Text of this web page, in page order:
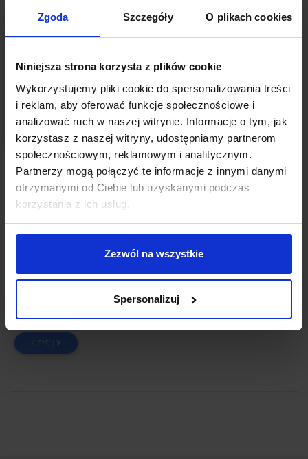
Zgoda Szczegóły O plikach cookies
Niniejsza strona korzysta z plików cookie
Wykorzystujemy pliki cookie do spersonalizowania treści
i reklam, aby oferować funkcje społecznościowe i
analizować ruch w naszej witrynie. Informacje o tym, jak
korzystasz z naszej witryny, udostępniamy partnerom
społecznościowym, reklamowym i analitycznym.
Partnerzy mogą połączyć te informacje z innymi danymi
otrzymanymi od Ciebie lub uzyskanymi podczas
korzystania z ich usług.
Zezwól na wszystkie
Spersonalizuj
OBOWIĄZKOWE LEKTURY PRZEDSIĘBIORCY
Jak rozmawiać z furiatami, Mark Goulston –
obowiązkowe lektury przedsiębiorcy
Autor:Agnieszka Zasuń
Jak rozmawiać z kimś, kto sam siebie nie kontroluje? Jak sobie
poradzić z wiecznie narzekającym pracownikiem, rozchwianym
doprowadza Cię do szału, gdy tylko otworzy usta, czy z
wiecznym cierpiętnikiem, stale rozpamiętującym przeszłość?
CZYTAJ